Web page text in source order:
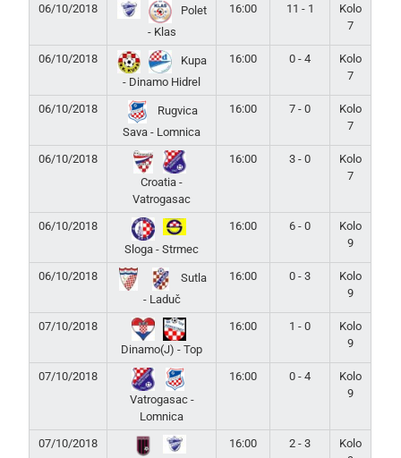
06/10/2018
Polet
- Klas
16:00 11 - 1
Kolo
7
06/10/2018
Kupa
- Dinamo Hidrel
16:00 0 - 4
Kolo
7
06/10/2018
Rugvica
Sava - Lomnica
16:00 7 - 0
Kolo
7
06/10/2018
Croatia -
Vatrogasac
16:00 3 - 0
Kolo
7
06/10/2018
Sloga - Strmec
16:00 6 - 0
Kolo
9
06/10/2018
Sutla
- Laduč
16:00 0 - 3
Kolo
9
07/10/2018
Dinamo(J) - Top
16:00 1 - 0
Kolo
9
07/10/2018
Vatrogasac -
Lomnica
16:00 0 - 4
Kolo
9
07/10/2018 16:00 2 - 3
Kolo